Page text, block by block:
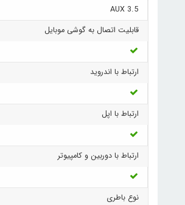
AUX 3.5
قابلیت اتصال به گوشی موبایل
ارتباط با اندروید
ارتباط با اپل
ارتباط با دوربین و کامپیوتر
نوع باطری